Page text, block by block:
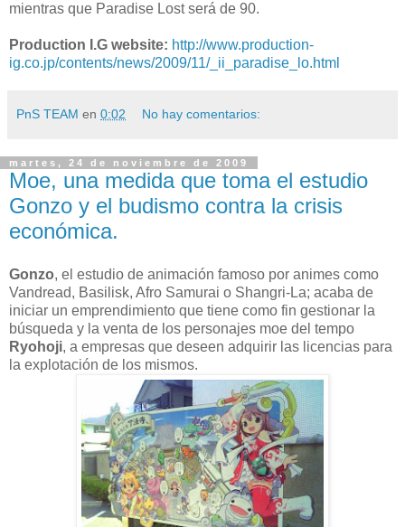
mientras que Paradise Lost será de 90.
Production I.G website: http://www.production-
ig.co.jp/contents/news/2009/11/_ii_paradise_lo.html
PnS TEAM en 0:02 No hay comentarios:
martes, 24 de noviembre de 2009
Moe, una medida que toma el estudio
Gonzo y el budismo contra la crisis
económica.
Gonzo, el estudio de animación famoso por animes como
Vandread, Basilisk, Afro Samurai o Shangri-La; acaba de
iniciar un emprendimiento que tiene como fin gestionar la
búsqueda y la venta de los personajes moe del tempo
Ryohoji, a empresas que deseen adquirir las licencias para
la explotación de los mismos.